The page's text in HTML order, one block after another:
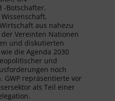
-Botschafter,
aus nahezu
Vereinten Nationen
und diskutierten
die Agenda 2030
und
noch
GWP repräsentierte vor
als Teil einer